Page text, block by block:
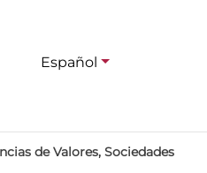
Español
de Valores, Sociedades